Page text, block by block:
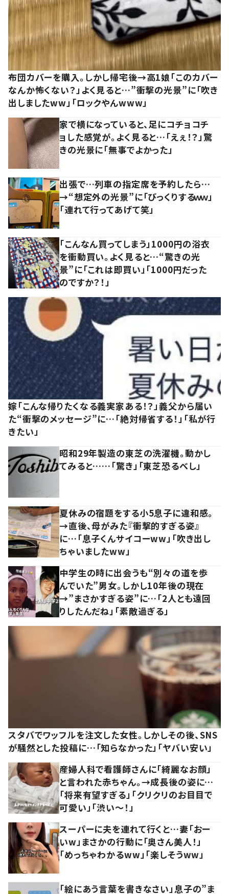
布団カバーを購入。しかし帰宅後→高1娘「このカバー
なんか怖くない？」よく見ると…”衝撃の光景”に「吹き
出しましたww」「ロックやんwww」
家で横になっていると、足にコチョコチ
ョした感覚が。よく見ると…「えぇ！？」驚
きの光景に「無事でよかった」
出張で…列車の指定席を予約したら…
→“想定外の光景”に「びっくりするｗｗ」
「連れて行ってあげて笑」
「こんなん買ってしまう」1000円の浴衣
を衝動買い。よく見ると…“驚きの光
景”に「これは即買い」「1000円だった
のですか？！」
嫁「こんな帰りたくなる義実家ある！？」義父から届い
た“衝撃のメッセージ”に…「絶対帰省する！」「私が行
きたい」
昭和29年製造の東芝の洗濯機。動かし
てみると……「驚き」「東芝恐るべし」
夏休みの宿題をする小5息子に違和感。
→直後、母がみた『衝撃的すぎる姿』
に…「息子くんサイコーww」「吹き出し
ちゃいましたww」
中学生の時に出会うも“別々の道を歩
んでいた”男女。しかし10年後の現在
→”まさかすぎる姿”に…「2人とも遠回
りしたんだね」「素敵過ぎる」
スタバでワッフルを注文した女性。しかしその後、SNS
が騒然とした投稿に…「知らなかった」「ヤバい安い」
産婦人科で看護師さんに「綺麗なお顔」
と言われた赤ちゃん。→成長後の姿に…
「将来有望すぎる」「クリクリのお目目で
可愛い」「渋い～！」
スーパーに夫を連れて行くと…妻「おー
いw」まさかの行動に「奥さん美人！」
「めっちゃわかるww」「楽しそうww」
「絵にあう言葉を書きなさい」息子の”ま